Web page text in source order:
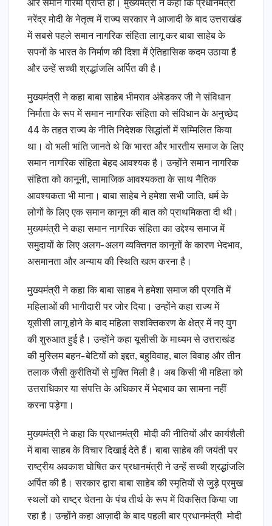
और समान गरिमा प्राप्त हो। मुख्यमंत्री ने कहा कि प्रधानमंत्री
नरेंद्र मोदी के नेतृत्व में राज्य सरकार ने आजादी के बाद उत्तराखंड
में सबसे पहले समान नागरिक संहिता लागू कर बाबा साहेब के
सपनों के भारत के निर्माण की दिशा में ऐतिहासिक कदम उठाया है
और उन्हें सच्ची श्रद्धांजलि अर्पित की है।
मुख्यमंत्री ने कहा बाबा साहेब भीमराव अंबेडकर जी ने संविधान
निर्माता के रूप में समान नागरिक संहिता को संविधान के अनुच्छेद
44 के तहत राज्य के नीति निदेशक सिद्धांतों में सम्मिलित किया
था। वो भली भांति जानते थे कि भारत और भारतीय समाज के लिए
समान नागरिक संहिता बेहद आवश्यक है। उन्होंने समान नागरिक
संहिता को कानूनी, सामाजिक आवश्यकता के साथ नैतिक
आवश्यकता भी माना। बाबा साहेब ने हमेशा सभी जाति, धर्म के
लोगों के लिए एक समान कानून की बात को प्राथमिकता दी थी।
मुख्यमंत्री ने कहा समान नागरिक संहिता का उद्देश्य समाज में
समुदायों के लिए अलग-अलग व्यक्तिगत कानूनों के कारण भेदभाव,
असमानता और अन्याय की स्थिति खत्म करना है।
मुख्यमंत्री ने कहा कि बाबा साहब ने हमेशा समाज की प्रगति में
महिलाओं की भागीदारी पर जोर दिया। उन्होंने कहा राज्य में
यूसीसी लागू होने के बाद महिला सशक्तिकरण के क्षेत्र में नए युग
की शुरुआत हुई है। उन्होंने कहा यूसीसी के माध्यम से उत्तराखंड
की मुस्लिम बहन-बेटियों को इद्दत, बहुविवाह, बाल विवाह और तीन
तलाक जैसी कुरीतियों से मुक्ति मिली है। अब किसी भी महिला को
उत्तराधिकार या संपत्ति के अधिकार में भेदभाव का सामना नहीं
करना पड़ेगा।
मुख्यमंत्री ने कहा कि प्रधानमंत्री मोदी की नीतियों और कार्यशैली
में बाबा साहब के विचार दिखाई देते हैं। बाबा साहेब की जयंती पर
राष्ट्रीय अवकाश घोषित कर प्रधानमंत्री ने उन्हें सच्ची श्रद्धांजलि
अर्पित की है। सरकार द्वारा बाबा साहेब की स्मृतियों से जुड़े प्रमुख
स्थलों को राष्ट्र चेतना के पंच तीर्थ के रूप में विकसित किया जा
रहा है। उन्होंने कहा आज़ादी के बाद पहली बार प्रधानमंत्री मोदी